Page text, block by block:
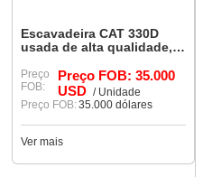
Escavadeira CAT 330D
usada de alta qualidade,
conservada.
Preço
FOB:
Preço FOB: 35.000
USD / Unidade
Preço FOB:35.000 dólares
Ver mais